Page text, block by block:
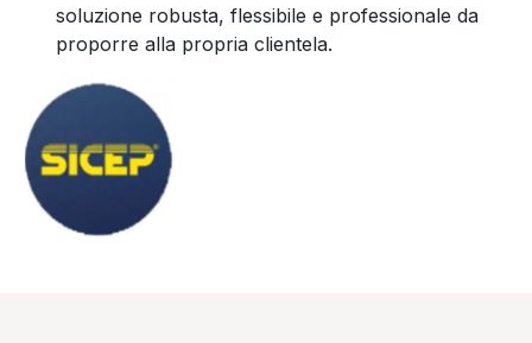
soluzione robusta, flessibile e professionale da
proporre alla propria clientela.